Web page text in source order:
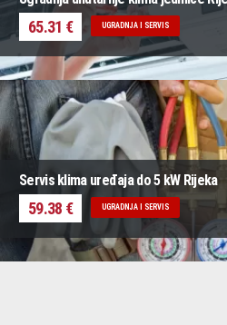
65.31 € UGRADNJA I SERVIS
Servis klima uređaja do 5 kW Rijeka
59.38 € UGRADNJA I SERVIS